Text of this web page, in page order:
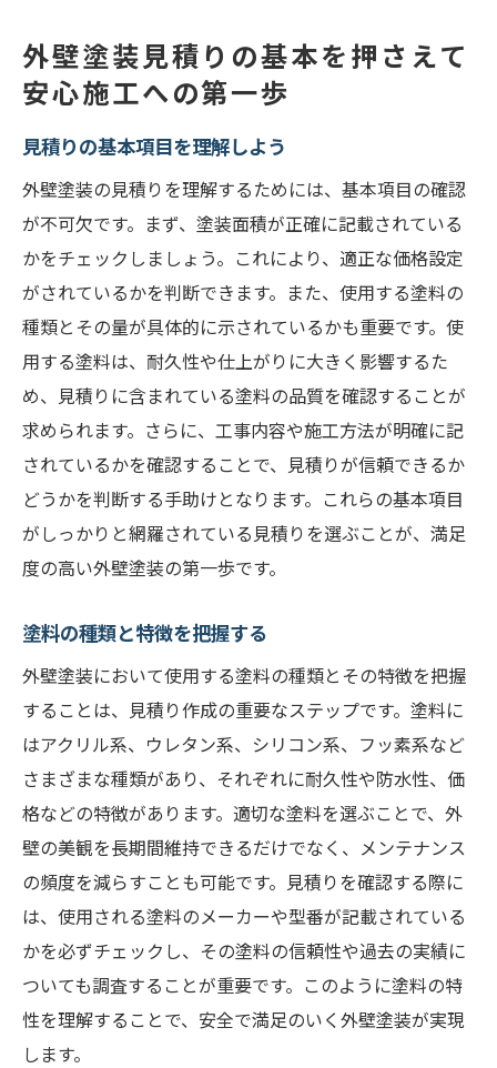
施工計画の確認と工期設定
外壁塗装見積りの透明性を確認
詳細項目を見逃さないためのチェック方法
不明点は業者に確認しよう
見積りの読み解き方のポイント
工事費用の内訳とその妥当性
外壁塗装見積りでの品質確認
見積り書の透明性を確保する方法
見積りの確認で外壁塗装のトラブルを未然に防
ぐ
トラブルを避けるための確認事項
見積り書における注意点と対策
外壁塗装のリスクを見積りから限定する
業者とのコミュニケーションで齟齬を防ぐ
見積りから潜在的な問題を見つける方法
施工範囲の確認と具体例
適切な塗料選びのポイント
使用塗料の特性とその影響
施工範囲を確実に把握する方法
見積りから塗料選定の基準を読む
外壁塗装見積りでの最適な選択をする
複数業者からの見積り比較で適正価格を見極め
よう
外壁塗装見積りの基本を押さえて
安心施工への第一歩
見積りの基本項目を理解しよう
外壁塗装の見積りを理解するためには、基本項目の確認
が不可欠です。まず、塗装面積が正確に記載されている
かをチェックしましょう。これにより、適正な価格設定
がされているかを判断できます。また、使用する塗料の
種類とその量が具体的に示されているかも重要です。使
用する塗料は、耐久性や仕上がりに大きく影響するた
め、見積りに含まれている塗料の品質を確認することが
求められます。さらに、工事内容や施工方法が明確に記
されているかを確認することで、見積りが信頼できるか
どうかを判断する手助けとなります。これらの基本項目
がしっかりと網羅されている見積りを選ぶことが、満足
度の高い外壁塗装の第一歩です。
塗料の種類と特徴を把握する
外壁塗装において使用する塗料の種類とその特徴を把握
することは、見積り作成の重要なステップです。塗料に
はアクリル系、ウレタン系、シリコン系、フッ素系など
さまざまな種類があり、それぞれに耐久性や防水性、価
格などの特徴があります。適切な塗料を選ぶことで、外
壁の美観を長期間維持できるだけでなく、メンテナンス
の頻度を減らすことも可能です。見積りを確認する際に
は、使用される塗料のメーカーや型番が記載されている
かを必ずチェックし、その塗料の信頼性や過去の実績に
ついても調査することが重要です。このように塗料の特
性を理解することで、安全で満足のいく外壁塗装が実現
します。